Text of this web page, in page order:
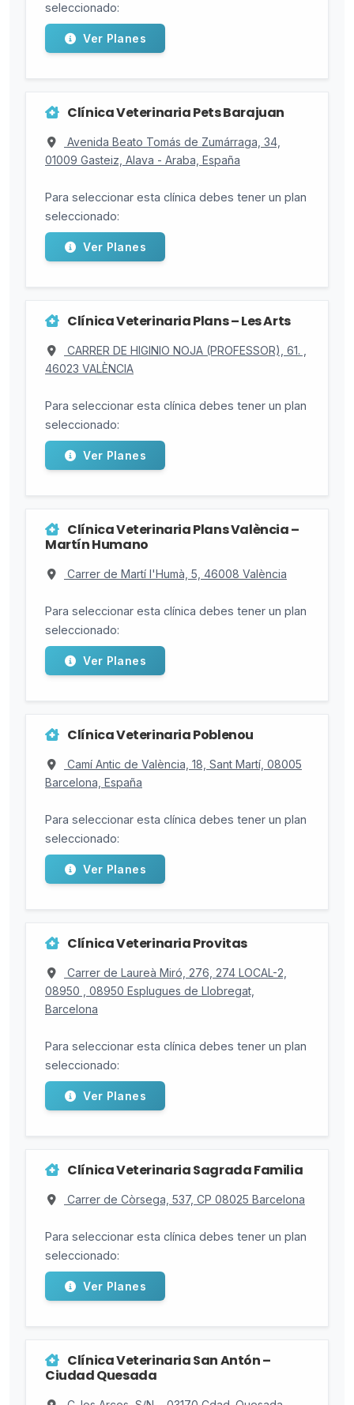
seleccionado:
Ver Planes
Clínica Veterinaria Pets Barajuan
Avenida Beato Tomás de Zumárraga, 34,
01009 Gasteiz, Alava - Araba, España
Para seleccionar esta clínica debes tener un plan
seleccionado:
Ver Planes
Clínica Veterinaria Plans – Les Arts
CARRER DE HIGINIO NOJA (PROFESSOR), 61. ,
46023 VALÈNCIA
Para seleccionar esta clínica debes tener un plan
seleccionado:
Ver Planes
Clínica Veterinaria Plans València –
Martín Humano
Carrer de Martí l'Humà, 5, 46008 València
Para seleccionar esta clínica debes tener un plan
seleccionado:
Ver Planes
Clínica Veterinaria Poblenou
Camí Antic de València, 18, Sant Martí, 08005
Barcelona, España
Para seleccionar esta clínica debes tener un plan
seleccionado:
Ver Planes
Clínica Veterinaria Provitas
Carrer de Laureà Miró, 276, 274 LOCAL-2,
08950 , 08950 Esplugues de Llobregat,
Barcelona
Para seleccionar esta clínica debes tener un plan
seleccionado:
Ver Planes
Clínica Veterinaria Sagrada Familia
Carrer de Còrsega, 537, CP 08025 Barcelona
Para seleccionar esta clínica debes tener un plan
seleccionado:
Ver Planes
Clínica Veterinaria San Antón –
Ciudad Quesada